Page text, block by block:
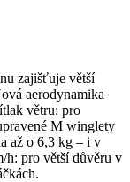
zajišťuje větší
aerodynamika
větru: pro
M winglety
až o 6,3 kg – i v
pro větší důvěru v